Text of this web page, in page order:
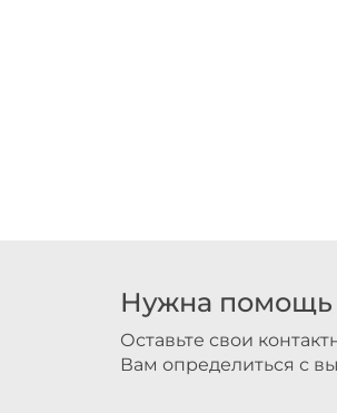
Нужна помощь
Оставьте свои
Вам определиться с